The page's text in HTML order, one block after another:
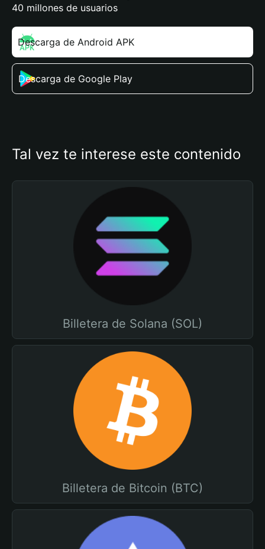
40 millones de usuarios
Descarga de Android APK
Descarga de Google Play
Tal vez te interese este contenido
Billetera de Solana (SOL)
Billetera de Bitcoin (BTC)